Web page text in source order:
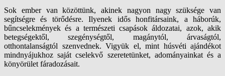
Sok ember van közöttünk, akinek nagyon nagy szüksége van
segítségre és törődésre. Ilyenek idős honfitársaink, a háborúk,
bűncselekmények és a természeti csapások áldozatai, azok, akik
betegségektől, szegénységtől, magánytól, árvaságtól,
otthontalanságtól szenvednek. Vigyük el, mint húsvéti ajándékot
mindnyájukhoz saját cselekvő szeretetünket, adományainkat és a
könyörület fáradozásait.